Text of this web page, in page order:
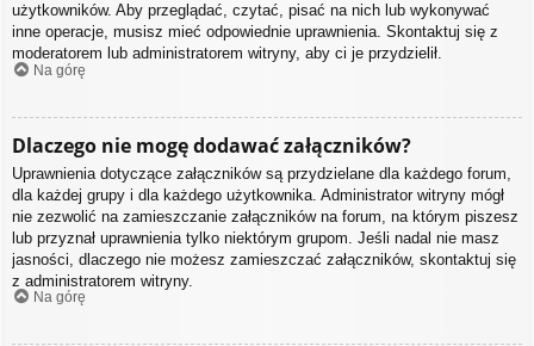
użytkowników. Aby przeglądać, czytać, pisać na nich lub wykonywać
inne operacje, musisz mieć odpowiednie uprawnienia. Skontaktuj się z
moderatorem lub administratorem witryny, aby ci je przydzielił.
Na górę
Dlaczego nie mogę dodawać załączników?
Uprawnienia dotyczące załączników są przydzielane dla każdego forum,
dla każdej grupy i dla każdego użytkownika. Administrator witryny mógł
nie zezwolić na zamieszczanie załączników na forum, na którym piszesz
lub przyznał uprawnienia tylko niektórym grupom. Jeśli nadal nie masz
jasności, dlaczego nie możesz zamieszczać załączników, skontaktuj się
z administratorem witryny.
Na górę